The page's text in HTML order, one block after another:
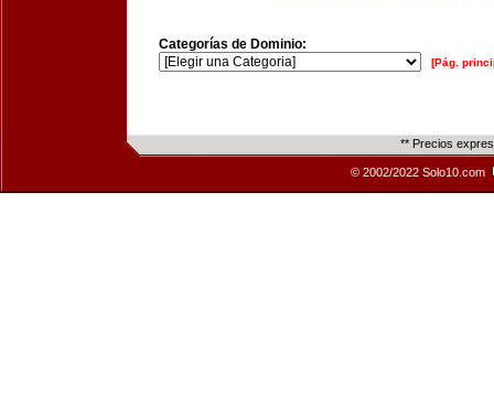
Categorías de Dominio:
[Pág.
** Precios
© 2002/2022 Solo10.com